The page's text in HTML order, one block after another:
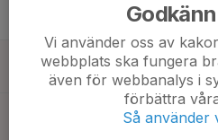
Vi använder oss av
webbplats ska fungera
även för webbanalys i
förbättra
Så använder